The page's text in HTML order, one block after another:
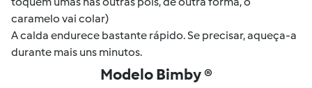
caramelo vai colar)
A calda endurece bastante rápido. Se precisar, aqueça-a
durante mais uns minutos.
Modelo Bimby ®